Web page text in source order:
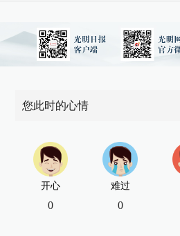
您此时的心情
开心
0
难过
0